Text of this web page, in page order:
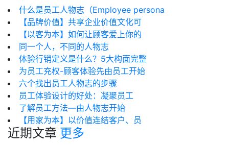
什么是员工人物志（Employee persona
【品牌价值】共享企业价值文化可
【以客为本】如何让顾客爱上你的
同一个人，不同的人物志
体验行销定义是什么？5大构面完整
为员工充权-顾客体验先由员工开始
六个找出员工人物志的步骤
员工体验设计的好处：凝聚员工
了解员工方法—由人物志开始
【用家为本】以价值连结客户、员
近期文章 更多